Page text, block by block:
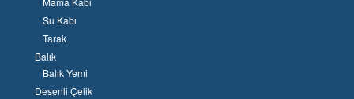
Su Kabı
Tarak
Balık
Balık Yemi
Desenli Çelik